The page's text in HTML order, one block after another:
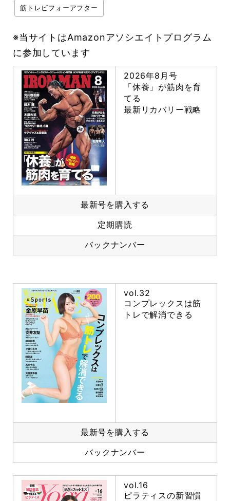
筋トレビフォーアフター
※当サイトはAmazonアソシエイトプログラム
に参加しています
2026年8月号
「休養」が筋肉を育
てる
最新リカバリー戦略
最新号を購入する
定期購読
バックナンバー
vol.32
コンプレックスは筋
トレで解消できる
最新号を購入する
バックナンバー
vol.16
ピラティスの新習慣